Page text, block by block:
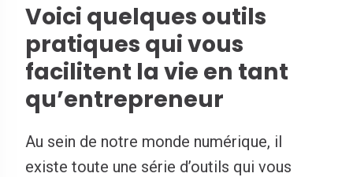
Voici quelques outils
pratiques qui vous
facilitent la vie en tant
qu’entrepreneur
Au sein de notre monde numérique, il
existe toute une série d’outils qui vous